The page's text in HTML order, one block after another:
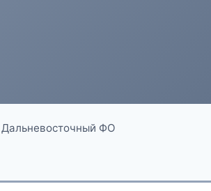
Дальневосточный ФО